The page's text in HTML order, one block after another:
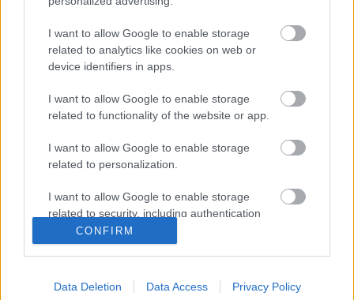
I want to allow Google to enable storage
related to analytics like cookies on web or
device identifiers in apps.
I want to allow Google to enable storage
related to functionality of the website or app.
I want to allow Google to enable storage
related to personalization.
I want to allow Google to enable storage
related to security, including authentication
functionality and fraud prevention, and other
user protection.
CONFIRM
Data Deletion Data Access Privacy Policy
Ganxsta Zolee 60 éves – így még biztosan
teljes Kartel összeállt a jubileumi Ganxsta
Zolee és a Kartel koncertre
Itt a Xandria új albumának címadó dala